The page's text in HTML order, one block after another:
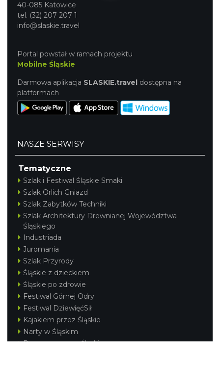
40-085 Katowice
tel. (32) 207 207 1
info@slaskie.travel
Portal powstał w ramach projektu
Mobilne Śląskie
Darmowa aplikacja SLASKIE.travel dostępna na
platformach
NASZE SERWISY
Tematyczne
Szlak i Festiwal Śląskie Smaki
Szlak Orlich Gniazd
Szlak Zabytków Techniki
Szlak Architektury Drewnianej Województwa
Śląskiego
Industriada
Juromania
Szlak Przyrody
Śląskie z dzieckiem
Śląskie po zdrowie
Festiwal Górnej Odry
Festiwal DziewięćSił
Kajakiem przez Śląskie
Narty w Śląskim
Rowerem przez Śląskie